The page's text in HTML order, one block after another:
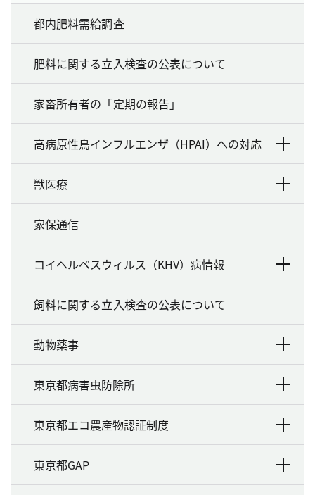
都内肥料需給調査
肥料に関する立入検査の公表について
家畜所有者の「定期の報告」
高病原性鳥インフルエンザ（HPAI）への対応
獣医療
家保通信
コイヘルペスウィルス（KHV）病情報
飼料に関する立入検査の公表について
動物薬事
東京都病害虫防除所
東京都エコ農産物認証制度
東京都GAP